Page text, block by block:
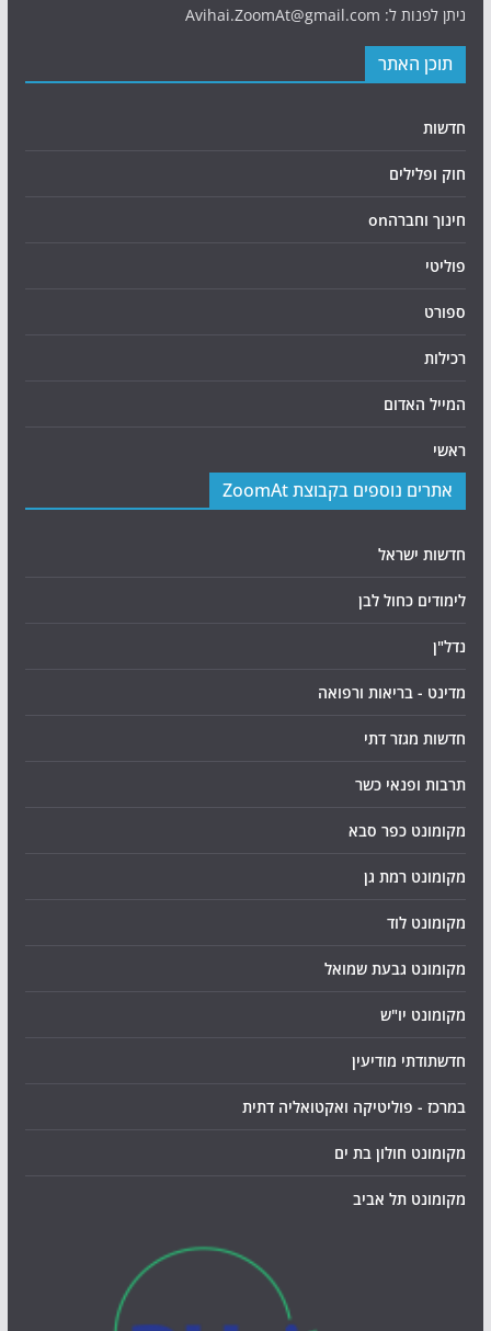
ניתן לפנות ל: Avihai.ZoomAt@gmail.com
תוכן האתר
חדשות
חוק ופלילים
חינוך וחברהon
פוליטי
ספורט
רכילות
המייל האדום
ראשי
אתרים נוספים בקבוצת ZoomAt
חדשות ישראל
לימודים כחול לבן
נדל"ן
מדינט - בריאות ורפואה
חדשות מגזר דתי
תרבות ופנאי כשר
מקומונט כפר סבא
מקומונט רמת גן
מקומונט לוד
מקומונט גבעת שמואל
מקומונט יו"ש
חדשתודתי מודיעין
במרכז - פוליטיקה ואקטואליה דתית
מקומונט חולון בת ים
מקומונט תל אביב